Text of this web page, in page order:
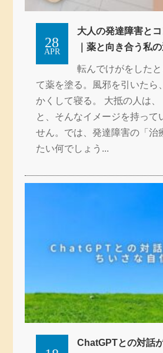
APR
28
大人の発達障害と
｜薬と向き合う私
転んでけがをした
て薬を塗る。風邪を引いたら
かくして寝る。 大抵の人は、
と、そんなイメージを持って
せん。では、発達障害の「治
たい何でしょう...
ChatGPTとの対話